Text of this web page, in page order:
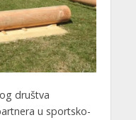
društva
u sportsko-